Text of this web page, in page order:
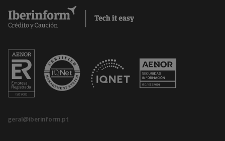
geral@iberinform.pt